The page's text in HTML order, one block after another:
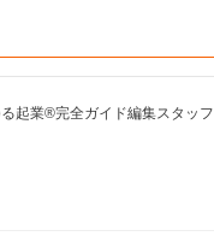
起業®完全ガイド編集スタッフ